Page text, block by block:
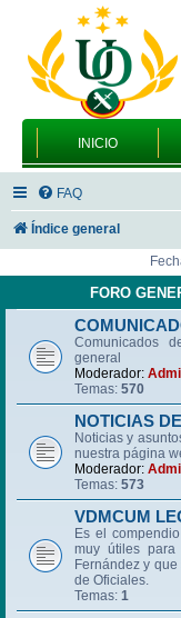
INICIO
FAQ
Índice general
FORO
Comunicados
general
Moderador:
Temas: 570
NOTICIAS
Noticias y
nuestra página
Moderador:
Temas: 573
VDMCUM
Es el
muy útiles
Fernández y
de Oficiales.
Temas: 1